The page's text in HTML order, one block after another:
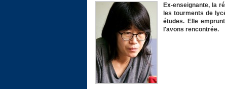
Ex-enseignante, la
les tourments de
études. Elle
l'avons rencontrée.